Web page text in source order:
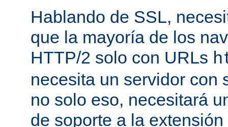
Hablando de SSL,
que la mayoría de los
HTTP/2 solo con URLs
necesita un servidor con
no solo eso, necesitará
de soporte a la extensión